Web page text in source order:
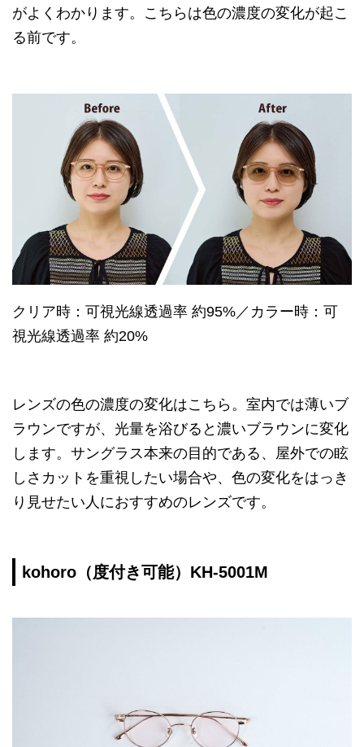
がよくわかります。こちらは色の濃度の変化が起こ
る前です。
クリア時：可視光線透過率 約95%／カラー時：可
視光線透過率 約20%
レンズの色の濃度の変化はこちら。室内では薄いブ
ラウンですが、光量を浴びると濃いブラウンに変化
します。サングラス本来の目的である、屋外での眩
しさカットを重視したい場合や、色の変化をはっき
り見せたい人におすすめのレンズです。
kohoro（度付き可能）KH-5001M